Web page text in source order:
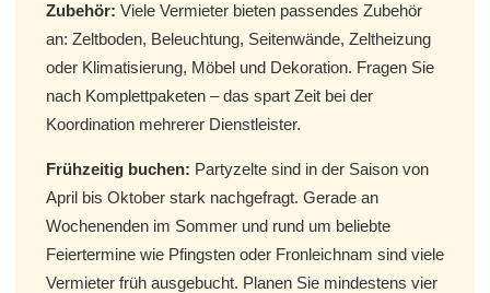
Zubehör: Viele Vermieter bieten passendes Zubehör
an: Zeltboden, Beleuchtung, Seitenwände, Zeltheizung
oder Klimatisierung, Möbel und Dekoration. Fragen Sie
nach Komplettpaketen – das spart Zeit bei der
Koordination mehrerer Dienstleister.
Frühzeitig buchen: Partyzelte sind in der Saison von
April bis Oktober stark nachgefragt. Gerade an
Wochenenden im Sommer und rund um beliebte
Feiertermine wie Pfingsten oder Fronleichnam sind viele
Vermieter früh ausgebucht. Planen Sie mindestens vier